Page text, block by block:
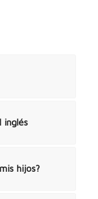
inglés
hijos?